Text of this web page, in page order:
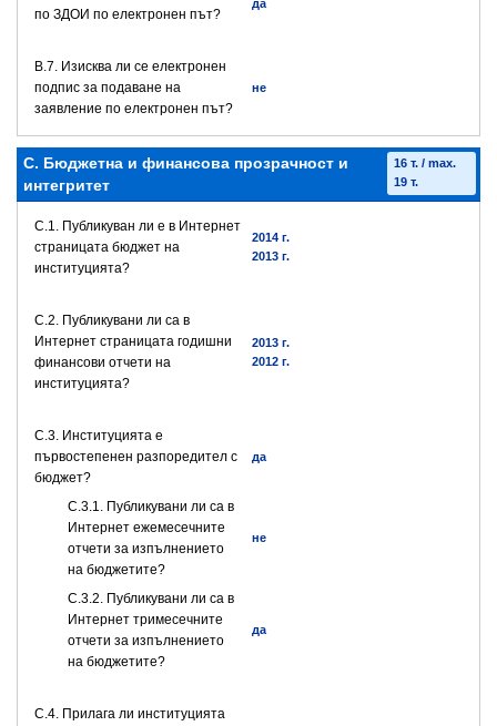
по ЗДОИ по електронен път?
да
В.7. Изисква ли се електронен
подпис за подаване на
заявление по електронен път?
не
C. Бюджетна и финансова прозрачност и
интегритет
16 т. / max.
19 т.
C.1. Публикуван ли е в Интернет
страницата бюджет на
институцията?
2014 г.
2013 г.
C.2. Публикувани ли са в
Интернет страницата годишни
финансови отчети на
институцията?
2013 г.
2012 г.
C.3. Институцията е
първостепенен разпоредител с
бюджет?
да
С.3.1. Публикувани ли са в
Интернет ежемесечните
отчети за изпълнението
на бюджетите?
не
С.3.2. Публикувани ли са в
Интернет тримесечните
отчети за изпълнението
на бюджетите?
да
С.4. Прилага ли институцията